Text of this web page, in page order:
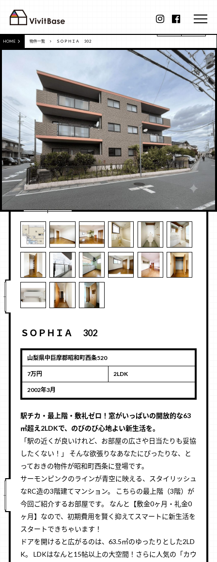
HOME 物件一覧 ＳＯＰＨＩＡ 302
ＳＯＰＨＩＡ 302
山梨県中巨摩郡昭和町西条520
7万円 2LDK
2002年3月
駅チカ・最上階・敷礼ゼロ！窓がいっぱいの開放的な63
㎡超え2LDKで、のびのび心地よい新生活を。
「駅の近くが良いけれど、お部屋の広さや日当たりも妥協
したくない！」 そんな欲張りなあなたにぴったりな、と
っておきの物件が昭和町西条に登場です。
サーモンピンクのラインが青空に映える、スタイリッシュ
なRC造の3階建てマンション。 こちらの最上階（3階）が
今回ご紹介するお部屋です。 なんと【敷金0ヶ月・礼金0
ヶ月】なので、初期費用を賢く抑えてスマートに新生活を
スタートできちゃいます！
ドアを開けると広がるのは、 63.5㎡のゆったりとした2LD
K。 LDKはなんと15帖以上の大空間！さらに人気の「カウ